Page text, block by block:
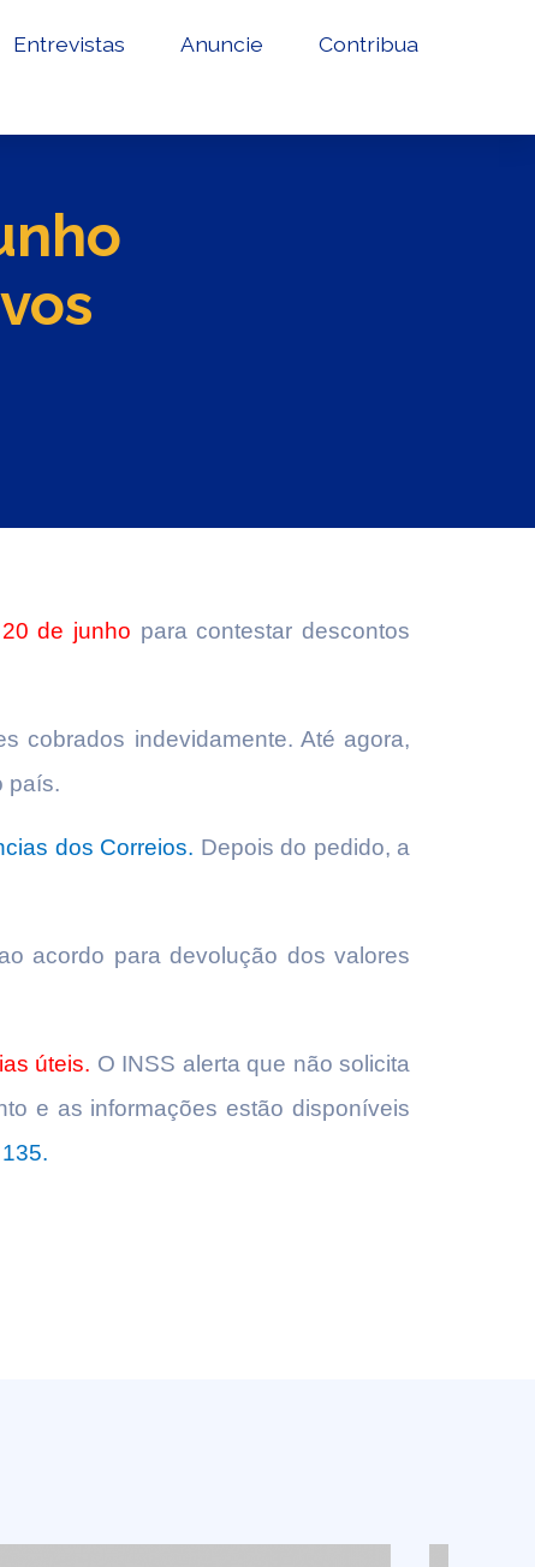
Entrevistas Anuncie
Contribua
de junho para contestar descontos
cobrados indevidamente. Até agora,
país.
dos Correios. Depois do pedido, a
acordo para devolução dos valores
úteis. O INSS alerta que não solicita
e as informações estão disponíveis